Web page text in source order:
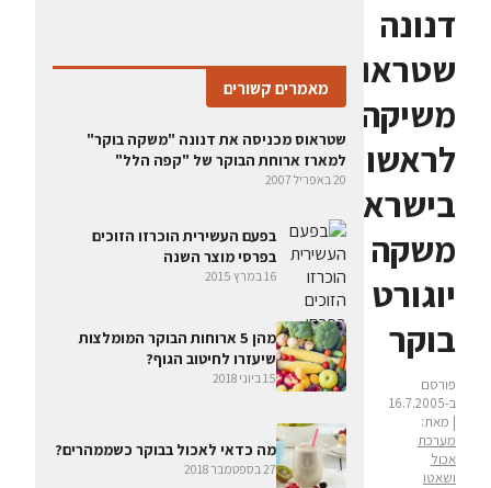
דנונה
שטראוס
משיקה
לראשונה
בישראל
משקה
יוגורט
בוקר
פורסם
ב-16.7.2005
| מאת:
מערכת
אכול
ושאטו
מאמרים קשורים
שטראוס מכניסה את דנונה "משקה בוקר"
למארז ארוחת הבוקר של "קפה הלל"
20 באפריל 2007
בפעם העשירית הוכרזו הזוכים
בפרסי מוצר השנה
16 במרץ 2015
מהן 5 ארוחות הבוקר המומלצות
שיעזרו לחיטוב הגוף?
15 ביוני 2018
מה כדאי לאכול בבוקר כשממהרים?
27 בספטמבר 2018